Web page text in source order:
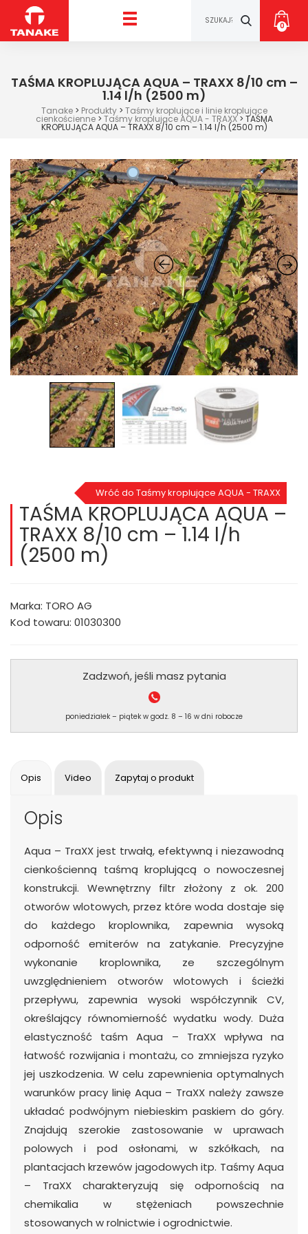
0
TAŚMA KROPLUJĄCA AQUA – TRAXX 8/10 cm –
1.14 l/h (2500 m)
Tanake> Produkty> Taśmy kroplujące i linie kroplujące
cienkościenne> Taśmy kroplujące AQUA - TRAXX> TAŚMA
KROPLUJĄCA AQUA – TRAXX 8/10 cm – 1.14 l/h (2500 m)
Wróć do Taśmy kroplujące AQUA - TRAXX
TAŚMA KROPLUJĄCA AQUA –
TRAXX 8/10 cm – 1.14 l/h
(2500 m)
Marka: TORO AG
Kod towaru: 01030300
Zadzwoń, jeśli masz pytania
poniedziałek – piątek w godz. 8 – 16 w dni robocze
Opis Video Zapytaj o produkt
Opis
Aqua – TraXX jest trwałą, efektywną i niezawodną
cienkościenną taśmą kroplującą o nowoczesnej
konstrukcji. Wewnętrzny filtr złożony z ok. 200
otworów wlotowych, przez które woda dostaje się
do każdego kroplownika, zapewnia wysoką
odporność emiterów na zatykanie. Precyzyjne
wykonanie kroplownika, ze szczególnym
uwzględnieniem otworów wlotowych i ścieżki
przepływu, zapewnia wysoki współczynnik CV,
określający równomierność wydatku wody. Duża
elastyczność taśm Aqua – TraXX wpływa na
łatwość rozwijania i montażu, co zmniejsza ryzyko
jej uszkodzenia. W celu zapewnienia optymalnych
warunków pracy linię Aqua – TraXX należy zawsze
układać podwójnym niebieskim paskiem do góry.
Znajdują szerokie zastosowanie w uprawach
polowych i pod osłonami, w szkółkach, na
plantacjach krzewów jagodowych itp. Taśmy Aqua
– TraXX charakteryzują się odpornością na
chemikalia w stężeniach powszechnie
stosowanych w rolnictwie i ogrodnictwie.